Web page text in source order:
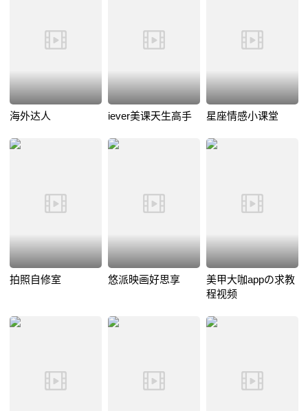
海外达人 iever美课天生高手 星座情感小课堂
拍照自修室 悠派映画好思享
美甲大咖appの求教
程视频